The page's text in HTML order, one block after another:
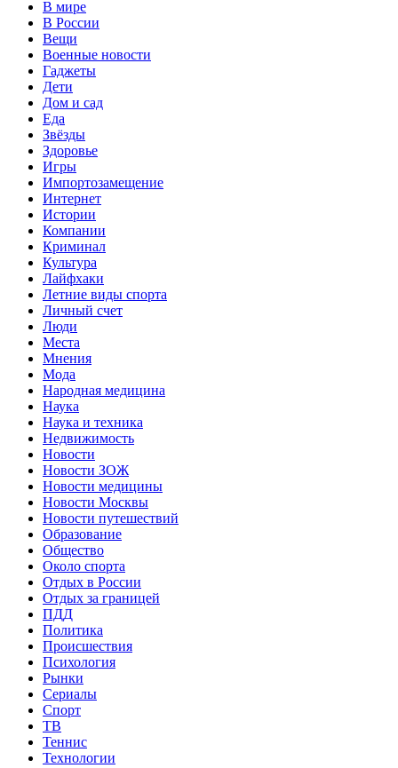
В мире
В России
Вещи
Военные новости
Гаджеты
Дети
Дом и сад
Еда
Звёзды
Здоровье
Игры
Импортозамещение
Интернет
Истории
Компании
Криминал
Культура
Лайфхаки
Летние виды спорта
Личный счет
Люди
Места
Мнения
Мода
Народная медицина
Наука
Наука и техника
Недвижимость
Новости
Новости ЗОЖ
Новости медицины
Новости Москвы
Новости путешествий
Образование
Общество
Около спорта
Отдых в России
Отдых за границей
ПДД
Политика
Происшествия
Психология
Рынки
Сериалы
Спорт
ТВ
Теннис
Технологии